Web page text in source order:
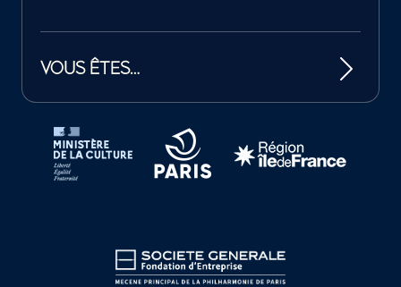
VOUS ÊTES…
Tutelles et mécènes de la Philharmonie de Paris